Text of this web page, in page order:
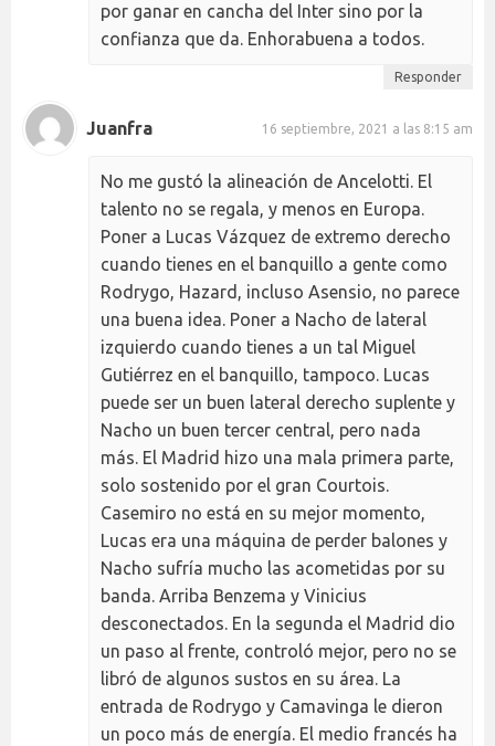
por ganar en cancha del Inter sino por la
confianza que da. Enhorabuena a todos.
Responder
Juanfra 16 septiembre, 2021 a las 8:15 am
No me gustó la alineación de Ancelotti. El
talento no se regala, y menos en Europa.
Poner a Lucas Vázquez de extremo derecho
cuando tienes en el banquillo a gente como
Rodrygo, Hazard, incluso Asensio, no parece
una buena idea. Poner a Nacho de lateral
izquierdo cuando tienes a un tal Miguel
Gutiérrez en el banquillo, tampoco. Lucas
puede ser un buen lateral derecho suplente y
Nacho un buen tercer central, pero nada
más. El Madrid hizo una mala primera parte,
solo sostenido por el gran Courtois.
Casemiro no está en su mejor momento,
Lucas era una máquina de perder balones y
Nacho sufría mucho las acometidas por su
banda. Arriba Benzema y Vinicius
desconectados. En la segunda el Madrid dio
un paso al frente, controló mejor, pero no se
libró de algunos sustos en su área. La
entrada de Rodrygo y Camavinga le dieron
un poco más de energía. El medio francés ha